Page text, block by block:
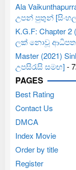
Ala
උපන් පුතුන්
K.G.F: Chapter
ලක් නොවූ
Master (2021)
උපසිරැසි සමඟ]-
PAGES
Best Rating
Contact Us
DMCA
Index Movie
Order by title
Register